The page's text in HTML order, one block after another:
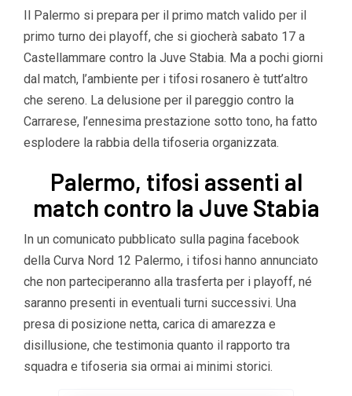
Il Palermo si prepara per il primo match valido per il
primo turno dei playoff, che si giocherà sabato 17 a
Castellammare contro la Juve Stabia. Ma a pochi giorni
dal match, l’ambiente per i tifosi rosanero è tutt’altro
che sereno. La delusione per il pareggio contro la
Carrarese, l’ennesima prestazione sotto tono, ha fatto
esplodere la rabbia della tifoseria organizzata.
Palermo, tifosi assenti al
match contro la Juve Stabia
In un comunicato pubblicato sulla pagina facebook
della Curva Nord 12 Palermo, i tifosi hanno annunciato
che non parteciperanno alla trasferta per i playoff, né
saranno presenti in eventuali turni successivi. Una
presa di posizione netta, carica di amarezza e
disillusione, che testimonia quanto il rapporto tra
squadra e tifoseria sia ormai ai minimi storici.